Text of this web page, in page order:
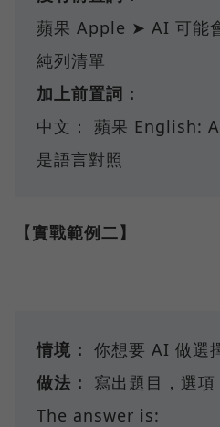
蘋果 Apple ➤ AI 可能
純列清單
加上前置詞：
中文： 蘋果 English:
是語言對照
【實戰範例二】
情境： 你想要 AI 做選
做法：
寫出題目，選項
The answer is: